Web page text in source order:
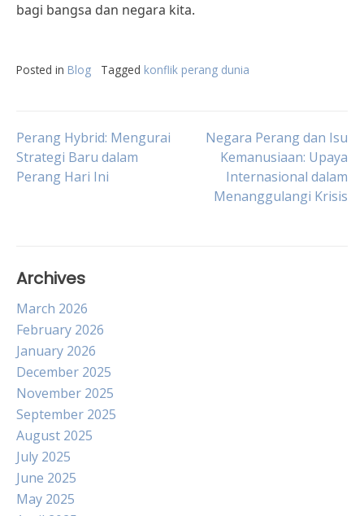
bagi bangsa dan negara kita.
Posted in Blog Tagged konflik perang dunia
Post
navigation
Perang Hybrid: Mengurai
Strategi Baru dalam
Perang Hari Ini
Negara Perang dan Isu
Kemanusiaan: Upaya
Internasional dalam
Menanggulangi Krisis
Archives
March 2026
February 2026
January 2026
December 2025
November 2025
September 2025
August 2025
July 2025
June 2025
May 2025